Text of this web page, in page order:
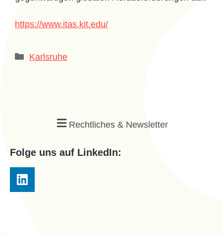
https://www.itas.kit.edu/
Karlsruhe
Rechtliches & Newsletter
Folge uns auf LinkedIn: